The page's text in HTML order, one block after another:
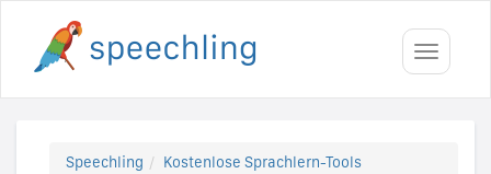
Toggle
Speechling
Kostenlose Sprachlern-Tools